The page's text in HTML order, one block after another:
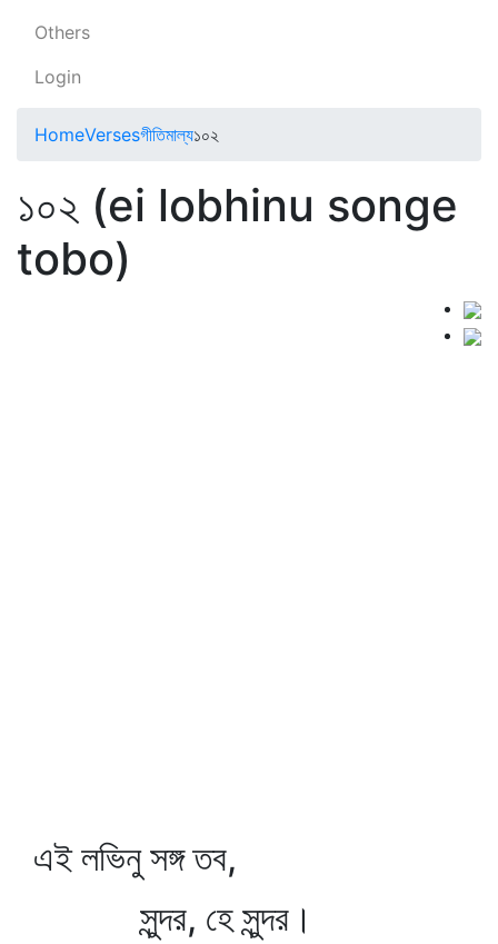
Others
Login
HomeVersesগীতিমাল্য১০২
১০২ (ei lobhinu songe
tobo)
এই লভিনু সঙ্গ তব,
সুন্দর, হে সুন্দর।